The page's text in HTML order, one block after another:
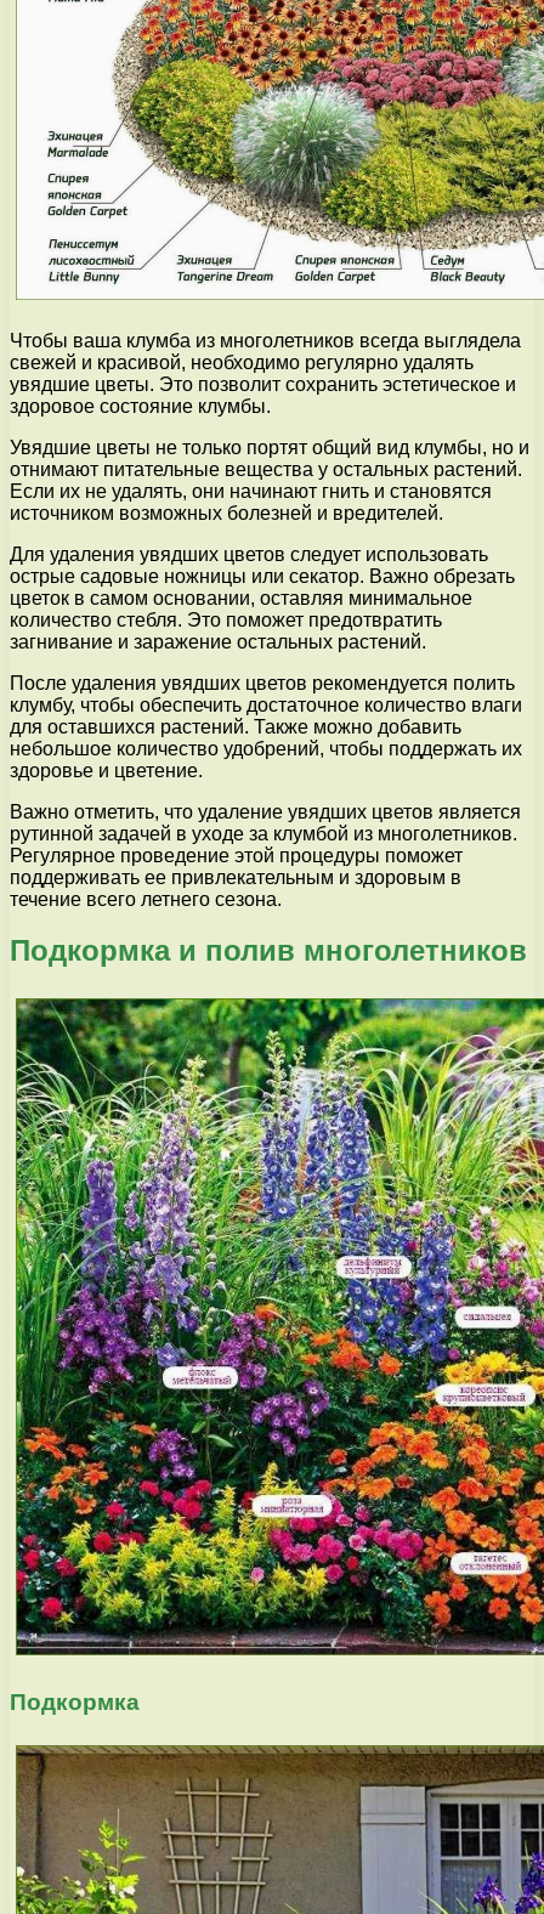
Чтобы ваша клумба из многолетников всегда выглядела
свежей и красивой, необходимо регулярно удалять
увядшие цветы. Это позволит сохранить эстетическое и
здоровое состояние клумбы.
Увядшие цветы не только портят общий вид клумбы, но и
отнимают питательные вещества у остальных растений.
Если их не удалять, они начинают гнить и становятся
источником возможных болезней и вредителей.
Для удаления увядших цветов следует использовать
острые садовые ножницы или секатор. Важно обрезать
цветок в самом основании, оставляя минимальное
количество стебля. Это поможет предотвратить
загнивание и заражение остальных растений.
После удаления увядших цветов рекомендуется полить
клумбу, чтобы обеспечить достаточное количество влаги
для оставшихся растений. Также можно добавить
небольшое количество удобрений, чтобы поддержать их
здоровье и цветение.
Важно отметить, что удаление увядших цветов является
рутинной задачей в уходе за клумбой из многолетников.
Регулярное проведение этой процедуры поможет
поддерживать ее привлекательным и здоровым в
течение всего летнего сезона.
Подкормка и полив многолетников
Подкормка